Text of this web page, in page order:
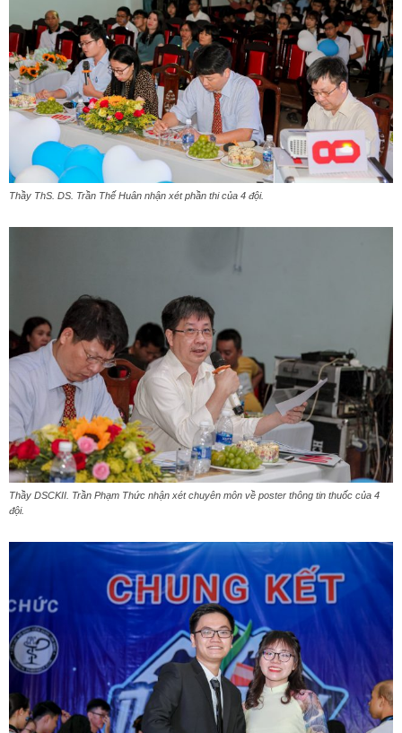
Thầy ThS. DS. Trần Thế Huân nhận xét phần thi của 4 đội.
Thầy DSCKII. Trần Phạm Thức nhận xét chuyên môn về poster thông tin thuốc của 4
đội.